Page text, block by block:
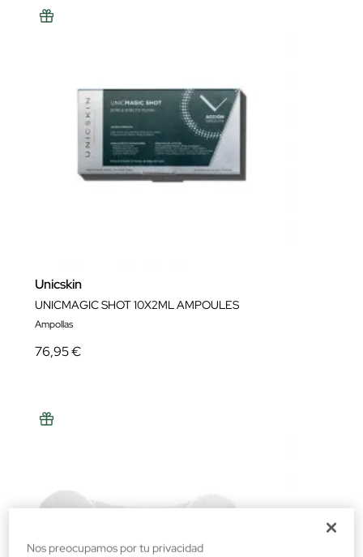
Unicskin
UNICMAGIC SHOT 10X2ML AMPOULES
Ampollas
76,95 €
Nos preocupamos por tu privacidad